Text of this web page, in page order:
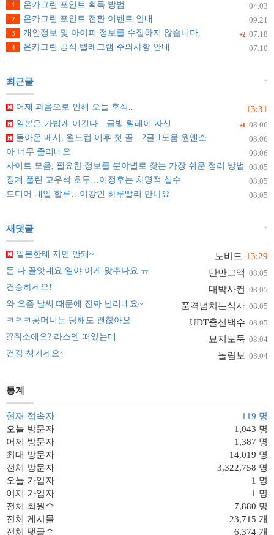
04.03
1
온카그린 포인트 획득 방법
09.21
2 온카그린 포인트 전환 이벤트 안내
+2 07.18
3
개인정보 및 아이피 정보를 수집하지 않습니다.
07.10
4 온카그린 공식 텔레그램 주의사항 안내
+
최근글
13:31
어제 과음으로 인해 오늘 휴식..
+1 08.06
일본은 가볍게 이긴다…금빛 릴레이 자신
08.06
돌아온 메시, 월드컵 이후 첫 골…2골 1도움 원맨쇼
08.06
아 너무 졸리네요
08.05
사이트 모음, 필요한 정보를 분야별로 찾는 가장 쉬운 정리 방법
08.05
징계 풀린 고우석 호투…이정후는 치명적 실수
08.05
드디어 내일 합류…이강인 하루빨리 만나요
+
새댓글
노비드 13:29
일본한태 지면 안돼~
만만고액 08.05
돈 다 꼴앗네요 일야 어케 맞추나요 ㅠ
대박사컨 08.05
건승하세요!
품격넘치는식사 08.05
와 요즘 날씨 때문에 진짜 난리네요~
UDT출신백수 08.05
ㅋㅋㅋ꽁머니는 당해도 괜찮아요
묘지도둑 08.04
??취소에요? 라스엔 떠있는데
돌림보 08.04
건강 챙기세요~
통계
현재 접속자
119 명
오늘 방문자
1,043 명
어제 방문자
1,387 명
최대 방문자
14,019 명
전체 방문자
3,322,758 명
오늘 가입자
1 명
어제 가입자
1 명
전체 회원수
7,880 명
전체 게시물
23,715 개
전체 댓글수
6,374 개